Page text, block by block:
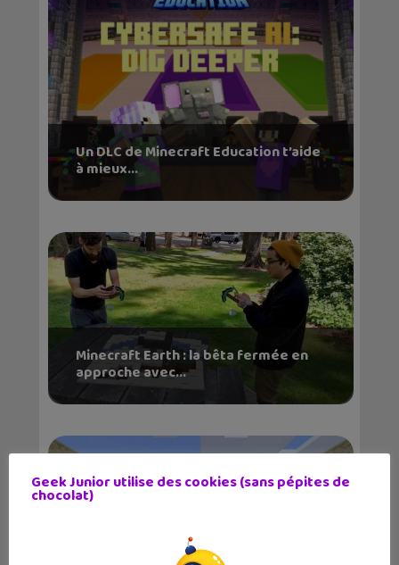
Un DLC de Minecraft Education t’aide
à mieux...
Minecraft Earth : la bêta fermée en
approche avec...
Minecraft : une carte spéciale et des
Geek Junior utilise des cookies (sans pépites de
chocolat)